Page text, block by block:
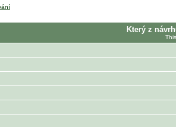
Který z